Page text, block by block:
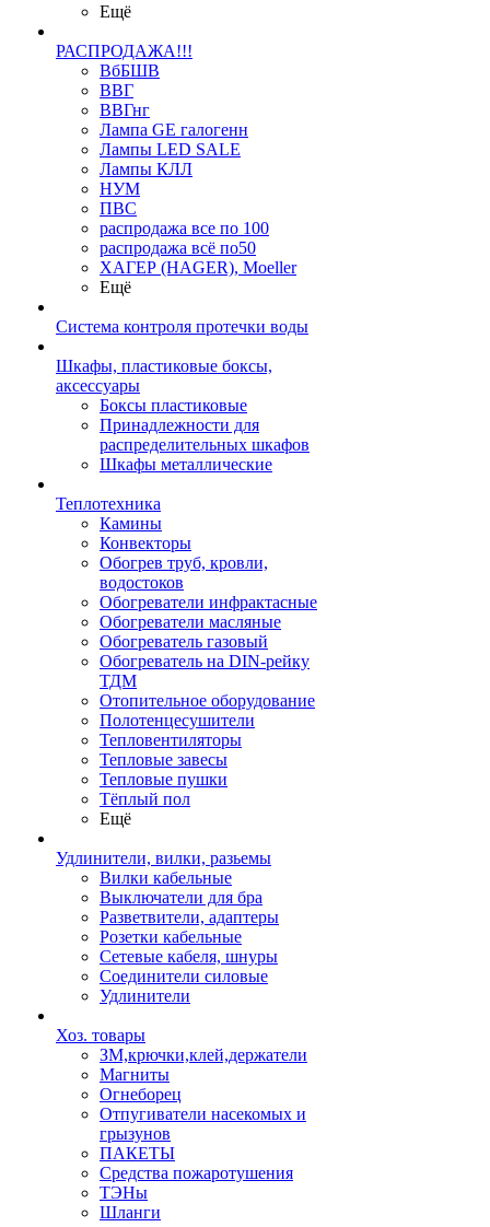
Ещё
РАСПРОДАЖА!!!
ВбБШВ
ВВГ
ВВГнг
Лампа GE галогенн
Лампы LED SALE
Лампы КЛЛ
НУМ
ПВС
распродажа все по 100
распродажа всё по50
ХАГЕР (HAGER), Moeller
Ещё
Система контроля протечки воды
Шкафы, пластиковые боксы,
аксессуары
Боксы пластиковые
Принадлежности для
распределительных шкафов
Шкафы металлические
Теплотехника
Камины
Конвекторы
Обогрев труб, кровли,
водостоков
Обогреватели инфрактасные
Обогреватели масляные
Обогреватель газовый
Обогреватель на DIN-рейку
ТДМ
Отопительное оборудование
Полотенцесушители
Тепловентиляторы
Тепловые завесы
Тепловые пушки
Тёплый пол
Ещё
Удлинители, вилки, разьемы
Вилки кабельные
Выключатели для бра
Разветвители, адаптеры
Розетки кабельные
Сетевые кабеля, шнуры
Соединители силовые
Удлинители
Хоз. товары
ЗМ,крючки,клей,держатели
Магниты
Огнеборец
Отпугиватели насекомых и
грызунов
ПАКЕТЫ
Средства пожаротушения
ТЭНы
Шланги